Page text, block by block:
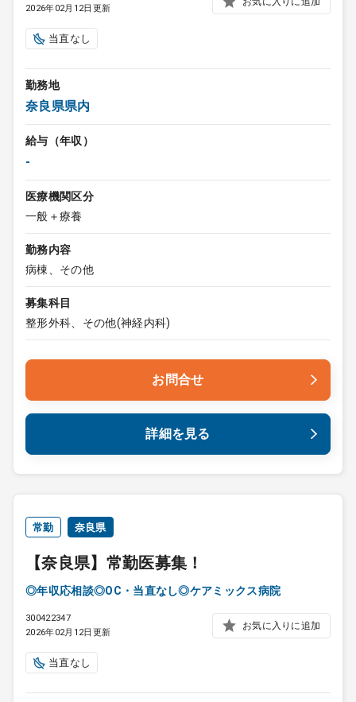
2026年02月12日更新
当直なし
勤務地
奈良県県内
給与（年収）
-
医療機関区分
一般＋療養
勤務内容
病棟、その他
募集科目
整形外科、その他(神経内科)
お問合せ
詳細を見る
常勤 奈良県
【奈良県】常勤医募集！
◎年収応相談◎OC・当直なし◎ケアミックス病院
300422347
2026年02月12日更新
お気に入りに追加
当直なし